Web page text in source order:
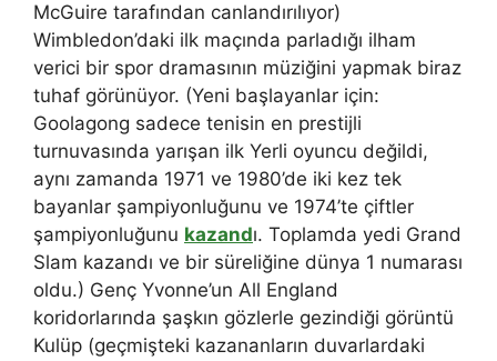
McGuire tarafından canlandırılıyor)
Wimbledon’daki ilk maçında parladığı ilham
verici bir spor dramasının müziğini yapmak biraz
tuhaf görünüyor. (Yeni başlayanlar için:
Goolagong sadece tenisin en prestijli
turnuvasında yarışan ilk Yerli oyuncu değildi,
aynı zamanda 1971 ve 1980’de iki kez tek
bayanlar şampiyonluğunu ve 1974’te çiftler
şampiyonluğunu kazandı. Toplamda yedi Grand
Slam kazandı ve bir süreliğine dünya 1 numarası
oldu.) Genç Yvonne’un All England
koridorlarında şaşkın gözlerle gezindiği görüntü
Kulüp (geçmişteki kazananların duvarlardaki